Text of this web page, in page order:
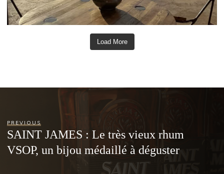
Load More
PREVIOUS
SAINT JAMES : Le très vieux rhum
VSOP, un bijou médaillé à déguster